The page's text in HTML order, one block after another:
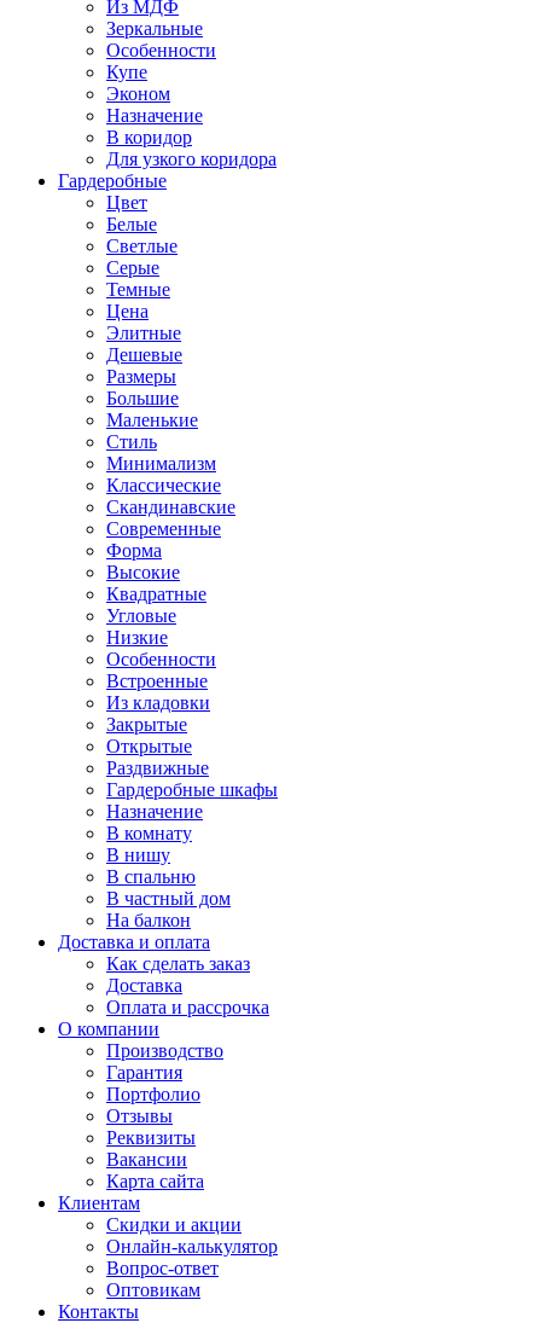
Из МДФ
Зеркальные
Особенности
Купе
Эконом
Назначение
В коридор
Для узкого коридора
Гардеробные
Цвет
Белые
Светлые
Серые
Темные
Цена
Элитные
Дешевые
Размеры
Большие
Маленькие
Стиль
Минимализм
Классические
Скандинавские
Современные
Форма
Высокие
Квадратные
Угловые
Низкие
Особенности
Встроенные
Из кладовки
Закрытые
Открытые
Раздвижные
Гардеробные шкафы
Назначение
В комнату
В нишу
В спальню
В частный дом
На балкон
Доставка и оплата
Как сделать заказ
Доставка
Оплата и рассрочка
О компании
Производство
Гарантия
Портфолио
Отзывы
Реквизиты
Вакансии
Карта сайта
Клиентам
Скидки и акции
Онлайн-калькулятор
Вопрос-ответ
Оптовикам
Контакты